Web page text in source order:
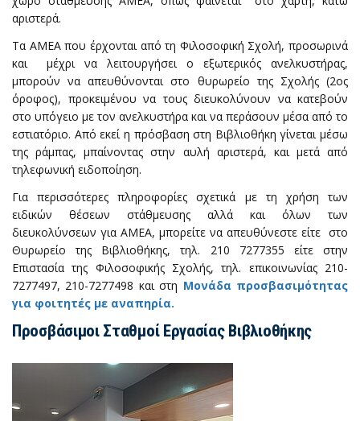
αριστερά.
Τα ΑΜΕΑ που έρχονται από τη Φιλοσοφική Σχολή, προσωρινά
και μέχρι να λειτουργήσει ο εξωτερικός ανελκυστήρας,
μπορούν να απευθύνονται στο θυρωρείο της Σχολής (2ος
όροφος), προκειμένου να τους διευκολύνουν να κατεβούν
στο υπόγειο με τον ανελκυστήρα και να περάσουν μέσα από το
εστιατόριο. Από εκεί η πρόσβαση στη Βιβλιοθήκη γίνεται μέσω
της ράμπας, μπαίνοντας στην αυλή αριστερά, και μετά από
τηλεφωνική ειδοποίηση.
Για περισσότερες πληροφορίες σχετικά με τη χρήση των
ειδικών θέσεων στάθμευσης αλλά και όλων των
διευκολύνσεων για ΑΜΕΑ, μπορείτε να απευθύνεστε είτε στο
Θυρωρείο της Βιβλιοθήκης, τηλ. 210 7277355 είτε στην
Επιστασία της Φιλοσοφικής Σχολής, τηλ. επικοινωνίας 210-
7277497, 210-7277498 και στη Μονάδα προσβασιμότητας
για φοιτητές με αναπηρία.
Προσβάσιμοι Σταθμοί Εργασίας Βιβλιοθήκης